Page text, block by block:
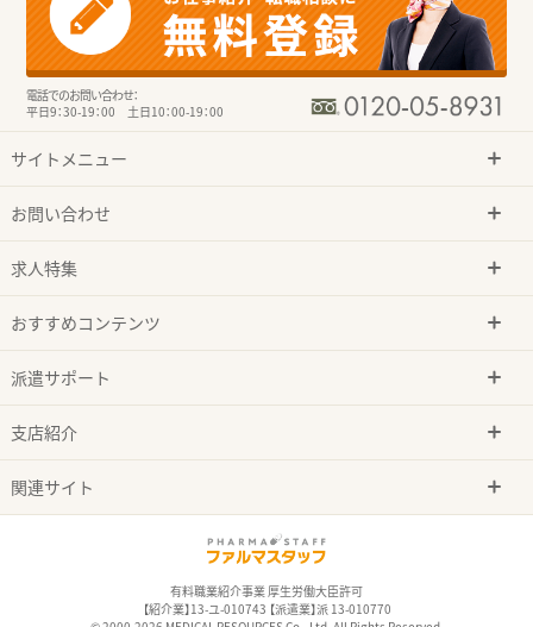
電話でのお問い合わせ：
平日9：30-19：00 土日10：00-19：00
サイトメニュー
お問い合わせ
求人特集
おすすめコンテンツ
派遣サポート
支店紹介
関連サイト
有料職業紹介事業 厚生労働大臣許可
【紹介業】13-ユ-010743 【派遣業】派 13-010770